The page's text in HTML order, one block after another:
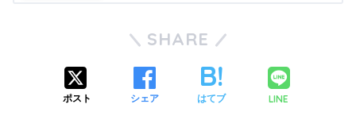
SHARE
ポスト シェア はてブ LINE